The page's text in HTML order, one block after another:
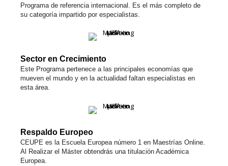
Programa de referencia internacional. Es el más completo de
su categoría impartido por especialistas.
Sector en Crecimiento
Este Programa pertenece a las principales economías que
mueven el mundo y en la actualidad faltan especialistas en
esta área.
Respaldo Europeo
CEUPE es la Escuela Europea número 1 en Maestrías Online.
Al Realizar el Máster obtendrás una titulación Académica
Europea.